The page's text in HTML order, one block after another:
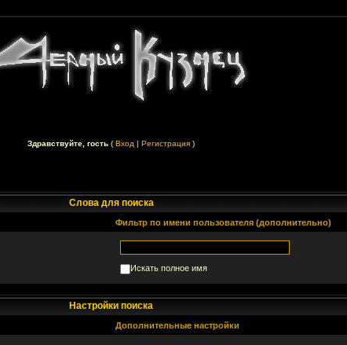
Здравствуйте, гость (Вход |Регистрация )
Слова для поиска
Фильтр по имени пользователя (дополнительно)
Искать полное имя
Настройки поиска
Дополнительные настройки